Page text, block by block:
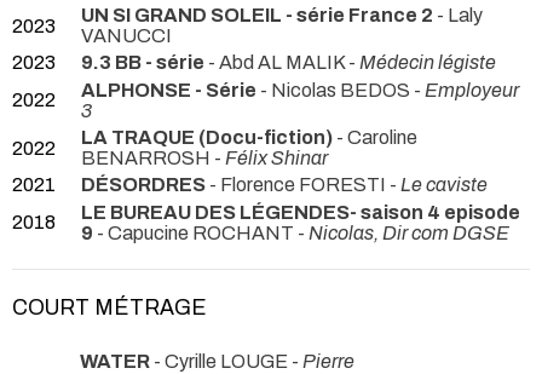
2023
UN SI GRAND SOLEIL - série France 2 - Laly
VANUCCI
2023
9.3 BB - série - Abd AL MALIK - Médecin légiste
2022
ALPHONSE - Série - Nicolas BEDOS - Employeur
3
2022
LA TRAQUE (Docu-fiction) - Caroline
BENARROSH - Félix Shinar
2021
DÉSORDRES - Florence FORESTI - Le caviste
2018
LE BUREAU DES LÉGENDES- saison 4 episode
9 - Capucine ROCHANT - Nicolas, Dir com DGSE
COURT MÉTRAGE
WATER - Cyrille LOUGE - Pierre